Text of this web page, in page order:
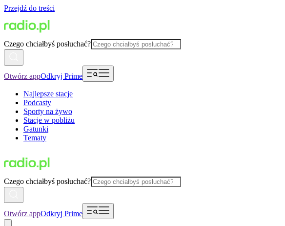
Przejdź do treści
Czego chciałbyś posłuchać?
Otwórz appOdkryj Prime
Najlepsze stacje
Podcasty
Sporty na żywo
Stacje w pobliżu
Gatunki
Tematy
Czego chciałbyś posłuchać?
Otwórz appOdkryj Prime